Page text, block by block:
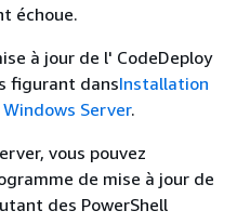
échoue.
à jour de l' CodeDeploy
figurant dansInstallation
Server.
vous pouvez
de mise à jour de
des PowerShell